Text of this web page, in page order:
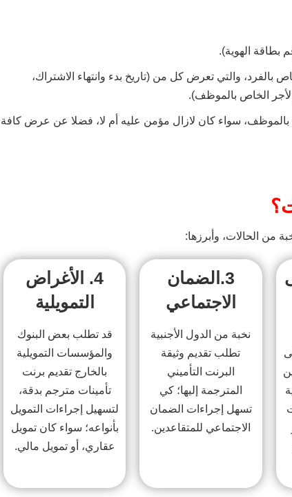
بطاقة الهوية).
بالفرد، والتي تعرض كل من (تاريخ بدء وانتهاء الاشتراك،
الخاص بالموظف).
بالموظف، سواء كان لازال مؤمن عليه أم لا، فضلا عن عرض كافة
من الحالات، وأبرزها:
3. الضمان
الاجتماعي
نخبة من الدول الأجنبية
تطلب تقديم وثيقة
البرنت التأميني
المترجمة إليها؛ كي
تسهل إجراءات الضمان
الاجتماعي للمتقاعدين.
4.
الأغراض
التمويلية
قد تطلب بعض البنوك
والمؤسسات التمويلية
بالخارج تقديم برنت
تأمينات مترجم بدقة،
لتسهيل إجراءات التمويل
بأنواعه؛ سواء كان تمويل
عقاري، أو تمويل مالي.